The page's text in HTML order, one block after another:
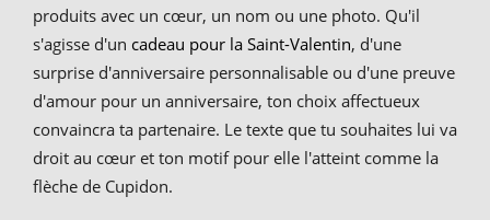
produits avec un cœur, un nom ou une photo. Qu'il
s'agisse d'un cadeau pour la Saint-Valentin, d'une
surprise d'anniversaire personnalisable ou d'une preuve
d'amour pour un anniversaire, ton choix affectueux
convaincra ta partenaire. Le texte que tu souhaites lui va
droit au cœur et ton motif pour elle l'atteint comme la
flèche de Cupidon.